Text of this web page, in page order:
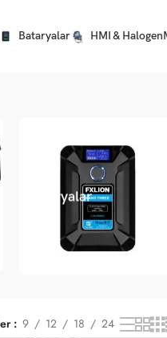
Bataryalar HMI & Halogen
Bataryalar
9 12 18 24